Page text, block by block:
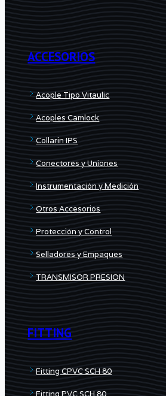
/
EPDM
–
ASTM
F1970
cantidad
ACCESORIOS
Acople Tipo Vitaulic
Acoples Camlock
Collarin IPS
Conectores y Uniones
Instrumentación y Medición
Otros Accesorios
Protección y Control
Selladores y Empaques
TRANSMISOR PRESION
FITTING
Fitting CPVC SCH 80
Fitting PVC SCH 80